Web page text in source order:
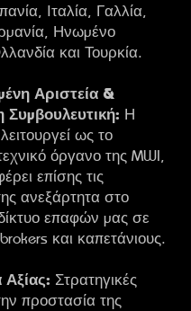
Ιταλία, Γαλλία,
Ηνωμένο
και Τουρκία.
Αριστεία &
Συμβουλευτική: Η
ως το
όργανο της MWI,
επίσης τις
ανεξάρτητα στο
επαφών μας σε
και καπετάνιους.
Στρατηγικές
προστασία της